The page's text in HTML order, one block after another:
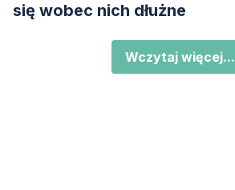
się wobec nich dłużne
Wczytaj więcej...